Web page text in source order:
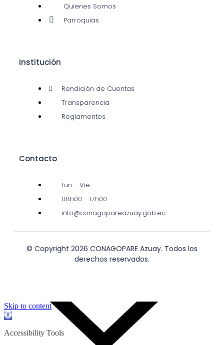
Parroquias
Equipo Técnico y Administrativo
Población de las Parroquias del Azuay
Quienes Somos
Parroquias
Institución
Rendición de Cuentas
Transparencia
Reglamentos
Contacto
Lun - Vie
08h00 - 17h00
info@conagopareazuay.gob.ec
© Copyright 2026 CONAGOPARE Azuay. Todos los
derechos reservados.
Skip to content
Open
Accessibility Tools